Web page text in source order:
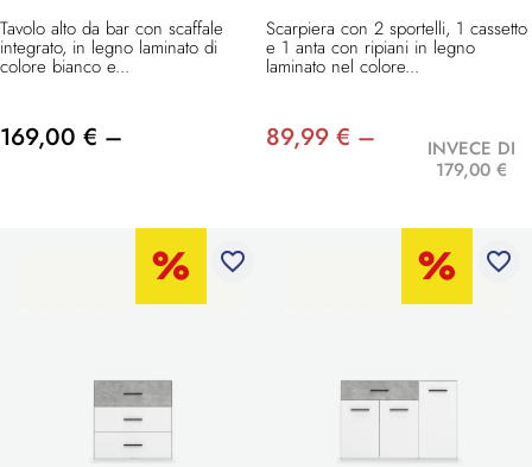
Tavolo alto da bar con scaffale
integrato, in legno laminato di
colore bianco e...
169,00 € –
Scarpiera con 2 sportelli, 1 cassetto
e 1 anta con ripiani in legno
laminato nel colore...
89,99 € –
INVECE DI
179,00 €
favorite_border favorite_border